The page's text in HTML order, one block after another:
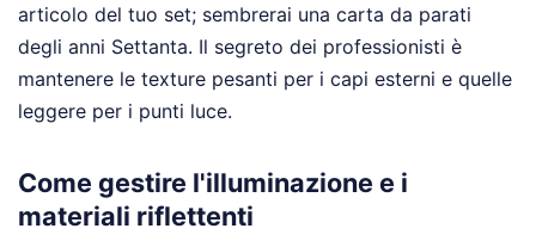
articolo del tuo set; sembrerai una carta da parati
degli anni Settanta. Il segreto dei professionisti è
mantenere le texture pesanti per i capi esterni e quelle
leggere per i punti luce.
Come gestire l'illuminazione e i
materiali riflettenti